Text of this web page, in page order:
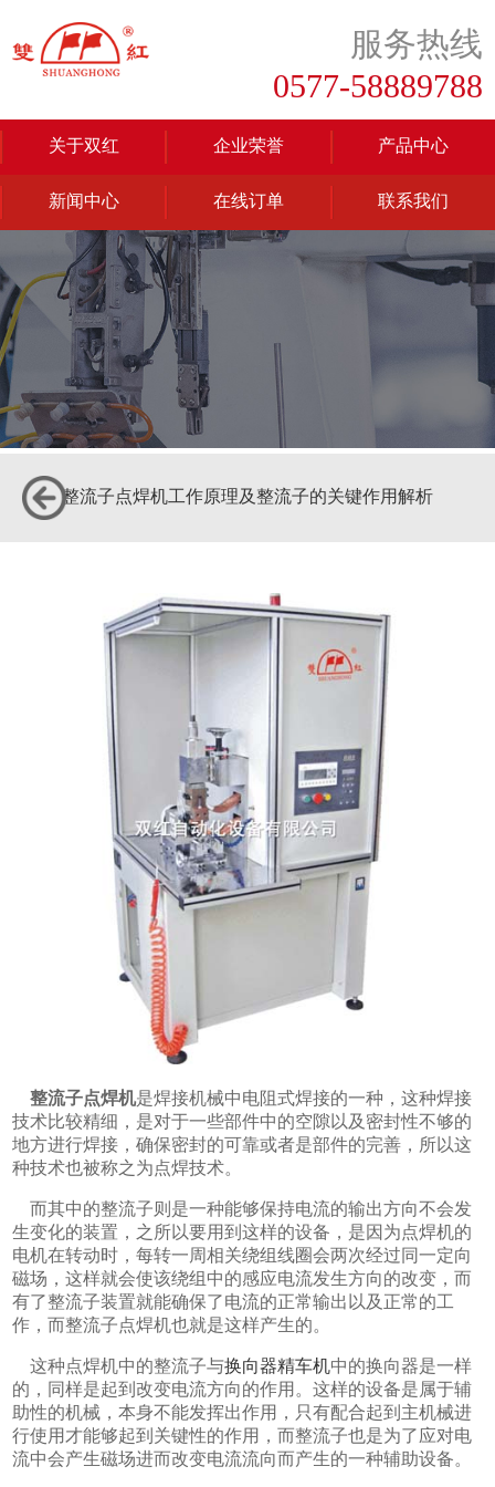
服务热线
0577-58889788
关于双红 企业荣誉 产品中心
新闻中心 在线订单 联系我们
整流子点焊机工作原理及整流子的关键作用解析
整流子点焊机是焊接机械中电阻式焊接的一种，这种焊接
技术比较精细，是对于一些部件中的空隙以及密封性不够的
地方进行焊接，确保密封的可靠或者是部件的完善，所以这
种技术也被称之为点焊技术。
而其中的整流子则是一种能够保持电流的输出方向不会发
生变化的装置，之所以要用到这样的设备，是因为点焊机的
电机在转动时，每转一周相关绕组线圈会两次经过同一定向
磁场，这样就会使该绕组中的感应电流发生方向的改变，而
有了整流子装置就能确保了电流的正常输出以及正常的工
作，而整流子点焊机也就是这样产生的。
这种点焊机中的整流子与换向器精车机中的换向器是一样
的，同样是起到改变电流方向的作用。这样的设备是属于辅
助性的机械，本身不能发挥出作用，只有配合起到主机械进
行使用才能够起到关键性的作用，而整流子也是为了应对电
流中会产生磁场进而改变电流流向而产生的一种辅助设备。